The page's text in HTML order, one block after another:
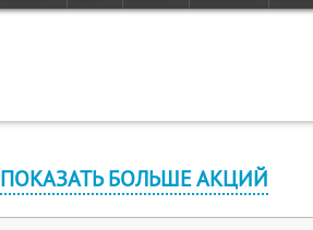
ПОКАЗАТЬ БОЛЬШЕ АКЦИЙ